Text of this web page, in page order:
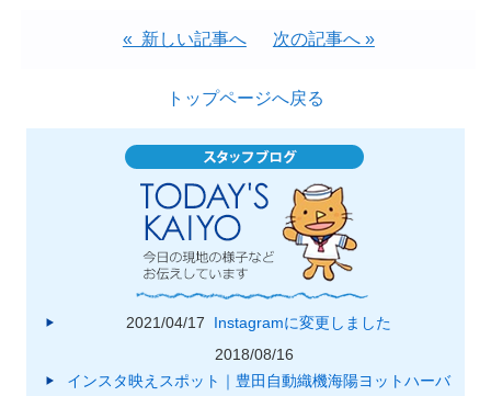
« 新しい記事へ 次の記事へ »
トップページへ戻る
2021/04/17
Instagramに変更しました
2018/08/16
インスタ映えスポット｜豊田自動織機海陽ヨットハーバ